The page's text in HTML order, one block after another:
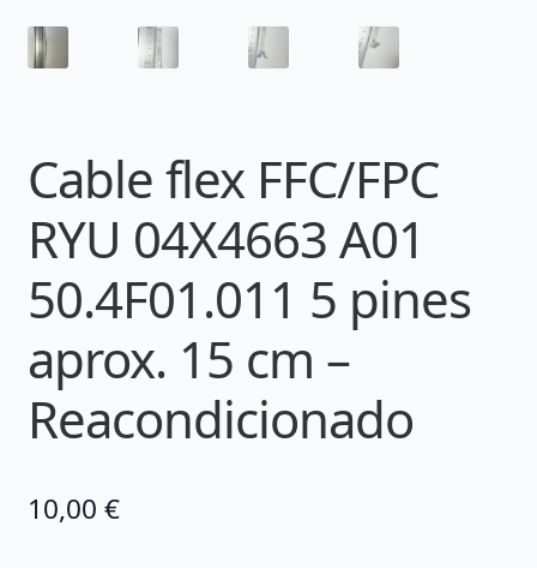
Cable flex FFC/FPC
RYU 04X4663 A01
50.4F01.011 5 pines
aprox. 15 cm –
Reacondicionado
10,00 €